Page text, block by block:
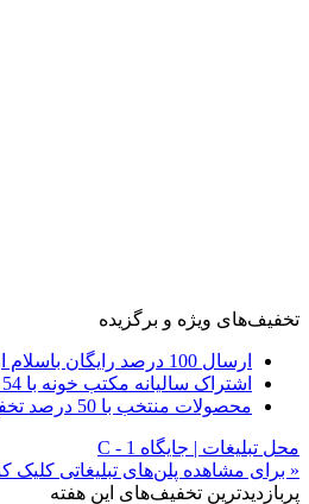
تخفیف‌های ویژه و برگزیده
ارسال 100 درصد رایگان باسلام از محصولات منتخب
اشتراک سالیانه مکتب خونه با 54 درصد تخفیف
محصولات منتخب با 50 درصد تخفیف بنیکس
محل تبلیغات | جایگاه C - 1
« برای مشاهده پلن‌های تبلیغاتی کلیک
پربازدیدترین تخفیف‌های این هفته